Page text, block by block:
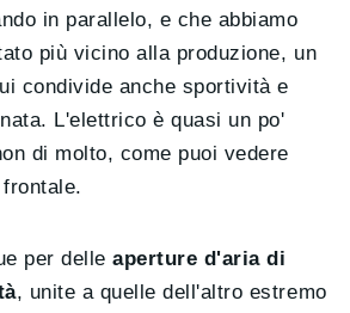
in parallelo, e che abbiamo
più vicino alla produzione, un
condivide anche sportività e
L'elettrico è quasi un po'
di molto, come puoi vedere
per delleaperture d'aria di
, unite a quelle dell'altro estremo